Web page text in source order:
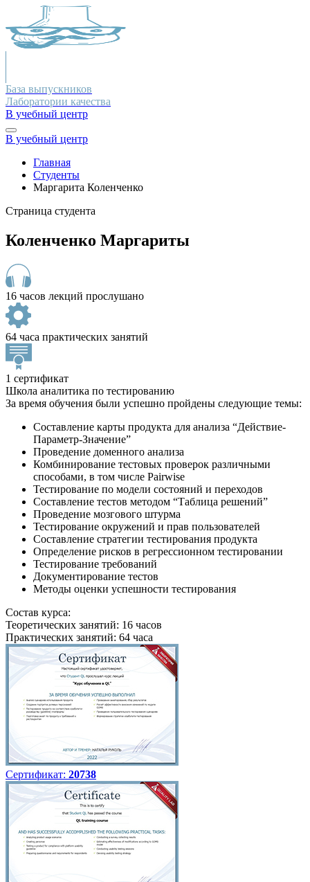
База выпускников
Лаборатории качества
В учебный центр
В учебный центр
Главная
Студенты
Маргарита Коленченко
Страница студента
Коленченко Маргариты
16 часов лекций прослушано
64 часа практических занятий
1 сертификат
Школа аналитика по тестированию
За время обучения были успешно пройдены следующие темы:
Составление карты продукта для анализа “Действие-
Параметр-Значение”
Проведение доменного анализа
Комбинирование тестовых проверок различными
способами, в том числе Pairwise
Тестирование по модели состояний и переходов
Составление тестов методом “Таблица решений”
Проведение мозгового штурма
Тестирование окружений и прав пользователей
Составление стратегии тестирования продукта
Определение рисков в регрессионном тестировании
Тестирование требований
Документирование тестов
Методы оценки успешности тестирования
Состав курса:
Теоретических занятий: 16 часов
Практических занятий: 64 часа
Сертификат: 20738